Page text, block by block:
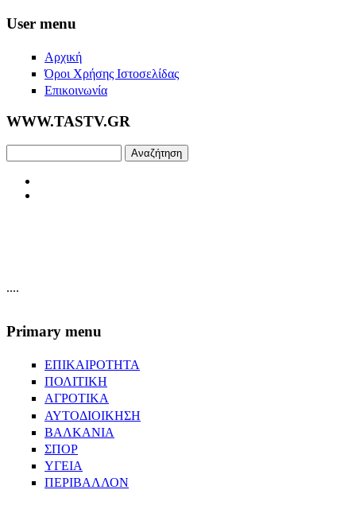
Skip to main content
User menu
Αρχική
Όροι Χρήσης Ιστοσελίδας
Επικοινωνία
WWW.TASTV.GR
....
Primary menu
ΕΠΙΚΑΙΡΟΤΗΤΑ
ΠΟΛΙΤΙΚΗ
ΑΓΡΟΤΙΚΑ
ΑΥΤΟΔΙΟΙΚΗΣΗ
ΒΑΛΚΑΝΙΑ
ΣΠΟΡ
ΥΓΕΙΑ
ΠΕΡΙΒΑΛΛΟΝ